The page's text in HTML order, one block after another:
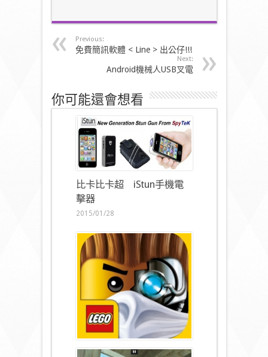
Previous:
免費簡訊軟體 < Line > 出公仔!!!
Next:
Android機械人USB叉電
你可能還會想看
比卡比卡超 iStun手機電
擊器
2015/01/28
新年玩新Apps！《樂高旋